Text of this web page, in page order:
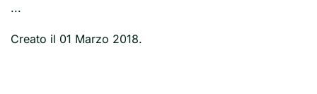
...
Creato il 01 Marzo 2018.